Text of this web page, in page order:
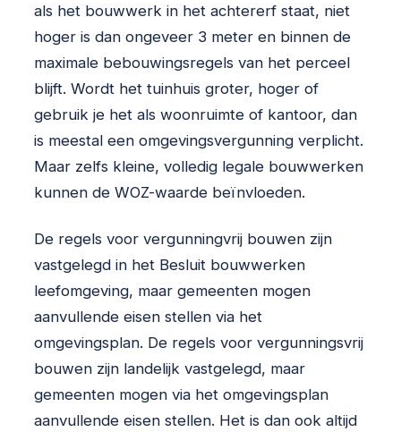
als het bouwwerk in het achtererf staat, niet
hoger is dan ongeveer 3 meter en binnen de
maximale bebouwingsregels van het perceel
blijft. Wordt het tuinhuis groter, hoger of
gebruik je het als woonruimte of kantoor, dan
is meestal een omgevingsvergunning verplicht.
Maar zelfs kleine, volledig legale bouwwerken
kunnen de WOZ-waarde beïnvloeden.
De regels voor vergunningvrij bouwen zijn
vastgelegd in het Besluit bouwwerken
leefomgeving, maar gemeenten mogen
aanvullende eisen stellen via het
omgevingsplan. De regels voor vergunningsvrij
bouwen zijn landelijk vastgelegd, maar
gemeenten mogen via het omgevingsplan
aanvullende eisen stellen. Het is dan ook altijd